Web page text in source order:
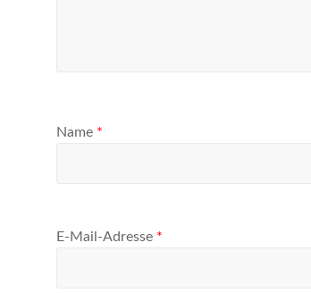
Name *
E-Mail-Adresse *